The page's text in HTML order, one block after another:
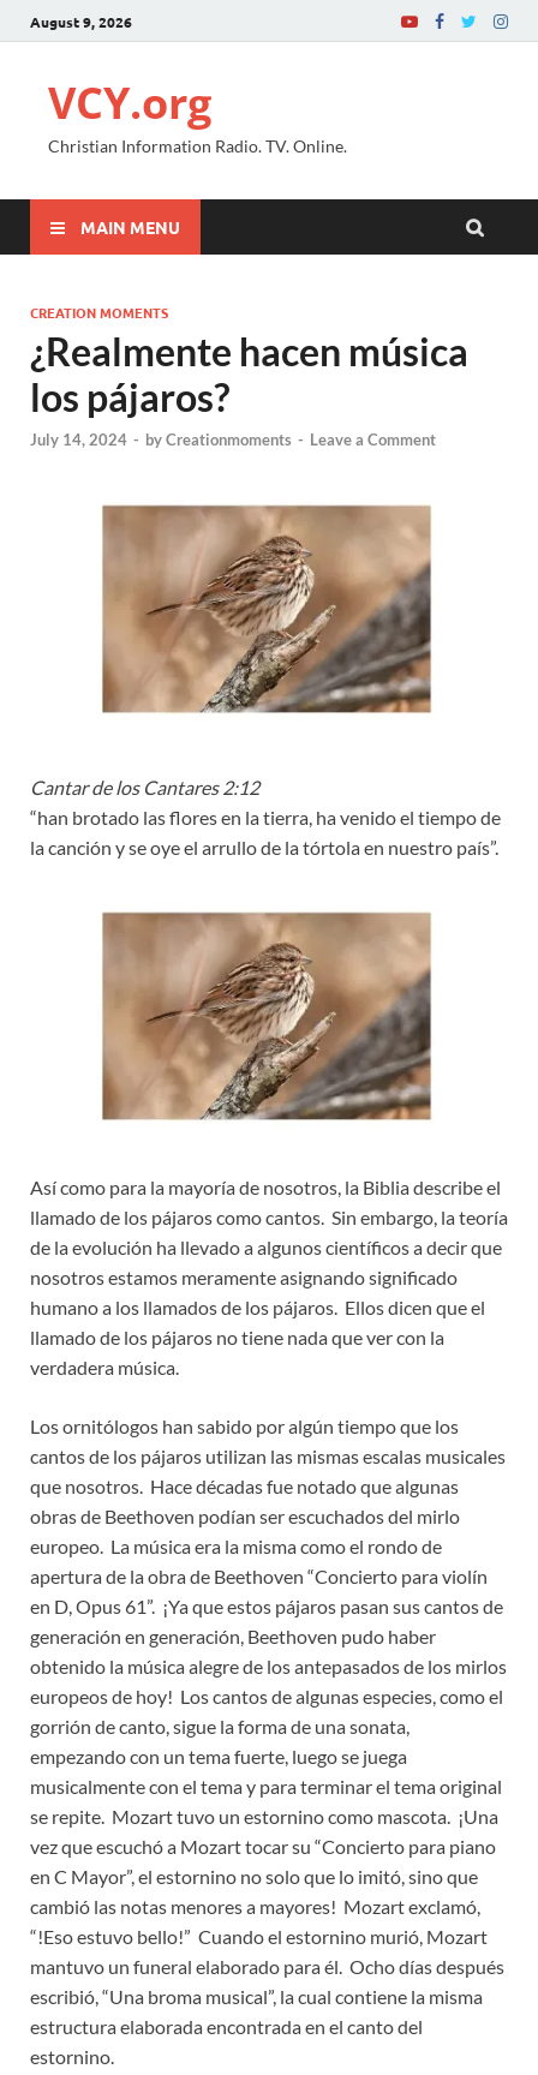
August 9, 2026
VCY.org
Christian Information Radio. TV. Online.
MAIN MENU
CREATION MOMENTS
¿Realmente hacen música
los pájaros?
July 14, 2024 - byCreationmoments - Leave a Comment
Cantar de los Cantares 2:12
“han brotado las flores en la tierra, ha venido el tiempo de
la canción y se oye el arrullo de la tórtola en nuestro país”.
Así como para la mayoría de nosotros, la Biblia describe el
llamado de los pájaros como cantos. Sin embargo, la teoría
de la evolución ha llevado a algunos científicos a decir que
nosotros estamos meramente asignando significado
humano a los llamados de los pájaros. Ellos dicen que el
llamado de los pájaros no tiene nada que ver con la
verdadera música.
Los ornitólogos han sabido por algún tiempo que los
cantos de los pájaros utilizan las mismas escalas musicales
que nosotros. Hace décadas fue notado que algunas
obras de Beethoven podían ser escuchados del mirlo
europeo. La música era la misma como el rondo de
apertura de la obra de Beethoven “Concierto para violín
en D, Opus 61”. ¡Ya que estos pájaros pasan sus cantos de
generación en generación, Beethoven pudo haber
obtenido la música alegre de los antepasados de los mirlos
europeos de hoy! Los cantos de algunas especies, como el
gorrión de canto, sigue la forma de una sonata,
empezando con un tema fuerte, luego se juega
musicalmente con el tema y para terminar el tema original
se repite. Mozart tuvo un estornino como mascota. ¡Una
vez que escuchó a Mozart tocar su “Concierto para piano
en C Mayor”, el estornino no solo que lo imitó, sino que
cambió las notas menores a mayores! Mozart exclamó,
“!Eso estuvo bello!” Cuando el estornino murió, Mozart
mantuvo un funeral elaborado para él. Ocho días después
escribió, “Una broma musical”, la cual contiene la misma
estructura elaborada encontrada en el canto del
estornino.